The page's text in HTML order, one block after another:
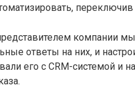
переключив
компании
ответы на них, и
его с CRM-системой и